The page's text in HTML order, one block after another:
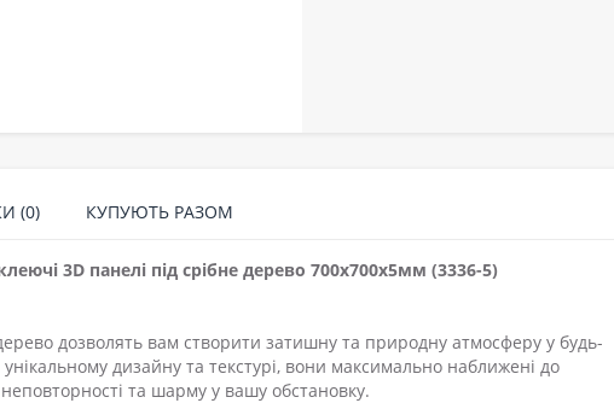
(0) КУПУЮТЬ РАЗОМ
3D панелі під срібне дерево 700x700x5мм (3336-5)
дозволять вам створити затишну та природну атмосферу у будь-
дизайну та текстурі, вони максимально наближені до
та шарму у вашу обстановку.